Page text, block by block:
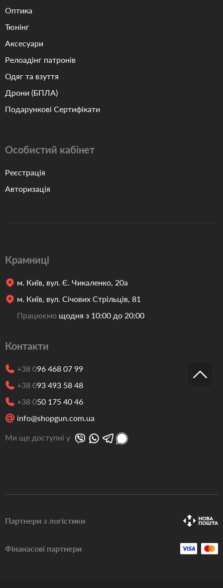
Оптика
Тюнінг
Аксесуари
Релоадінг патронів
Одяг та взуття
Дрони (БПЛА)
Подарункові Сертифікати
Особистий кабінет
Реєстрація
Авторизація
Крамниці
м. Київ, вул. Є. Чикаленко, 20а
м. Київ, вул. Січових Стрільців, 81
Працюємо щодня з 10:00 до 20:00
Контакти
+38 096 468 07 99
+38 093 493 58 48
+38 050 175 40 46
info@shopgun.com.ua
Ми ще доступні у
Партнери з логістики
Фінанасові партнери